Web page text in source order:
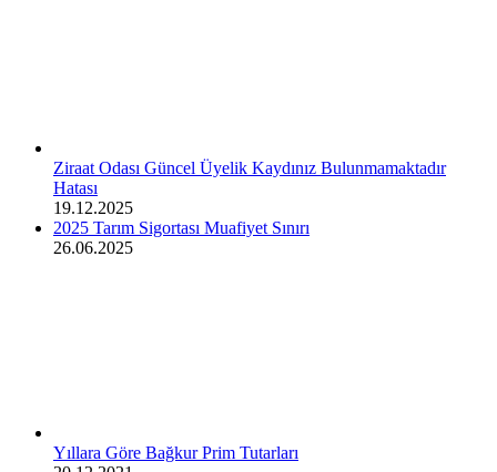
Ziraat Odası Güncel Üyelik Kaydınız Bulunmamaktadır
Hatası
19.12.2025
2025 Tarım Sigortası Muafiyet Sınırı
26.06.2025
Yıllara Göre Bağkur Prim Tutarları